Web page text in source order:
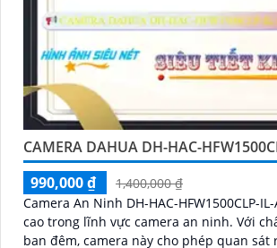
CAMERA DAHUA DH-HAC-
990,000 ₫
1,400,000 ₫
Camera An Ninh DH-HAC-HFW1500CLP-
cao trong lĩnh vực camera an ninh. Với chất lượng hình ảnh Full Color
ban đêm, camera này cho phép quan sát